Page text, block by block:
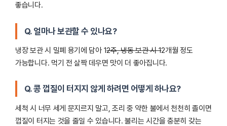
좋습니다.
Q. 얼마나 보관할 수 있나요?
냉장 보관 시 밀폐 용기에 담아 12주, 냉동 보관 시 12개월 정도
가능합니다. 먹기 전 살짝 데우면 맛이 더 좋아집니다.
Q. 콩 껍질이 터지지 않게 하려면 어떻게 하나요?
세척 시 너무 세게 문지르지 말고, 조리 중 약한 불에서 천천히 졸이면
껍질이 터지는 것을 줄일 수 있습니다. 불리는 시간을 충분히 갖는